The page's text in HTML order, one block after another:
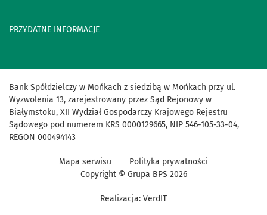
PRZYDATNE INFORMACJE
Bank Spółdzielczy w Mońkach z siedzibą w Mońkach przy ul.
Wyzwolenia 13, zarejestrowany przez Sąd Rejonowy w
Białymstoku, XII Wydział Gospodarczy Krajowego Rejestru
Sądowego pod numerem KRS 0000129665, NIP 546-105-33-04,
REGON 000494143
Realizacja: VerdIT
Mapa serwisu
Polityka prywatności
Copyright © Grupa BPS 2026